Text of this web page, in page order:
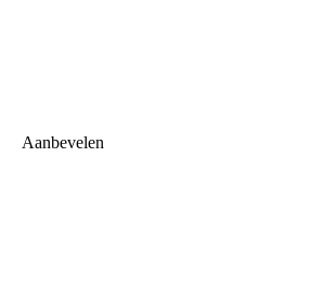
Aanbevelen